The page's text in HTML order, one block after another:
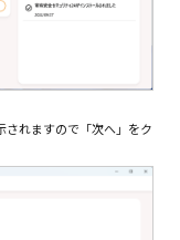
れますので「次へ」をク